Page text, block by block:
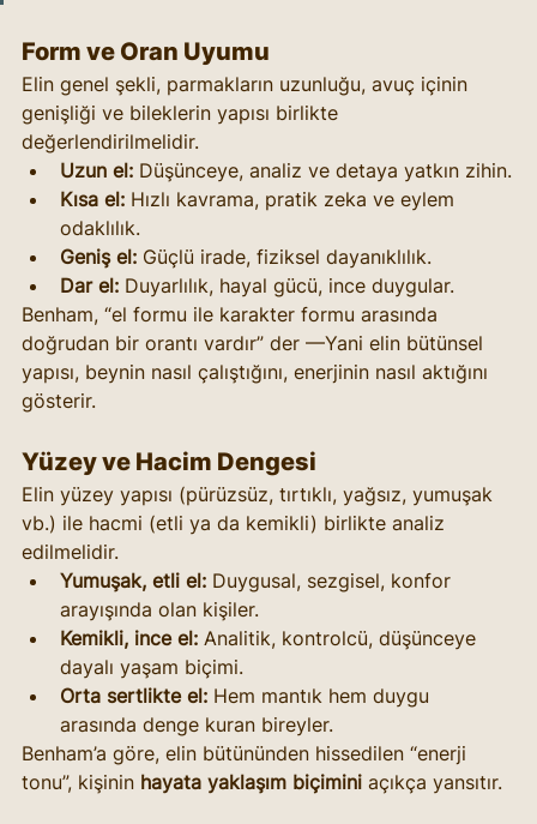
Form ve Oran Uyumu
Elin genel şekli, parmakların uzunluğu, avuç içinin
genişliği ve bileklerin yapısı birlikte
değerlendirilmelidir.
Uzun el: Düşünceye, analiz ve detaya yatkın zihin.
Kısa el: Hızlı kavrama, pratik zeka ve eylem
odaklılık.
Geniş el: Güçlü irade, fiziksel dayanıklılık.
Dar el: Duyarlılık, hayal gücü, ince duygular.
Benham, “el formu ile karakter formu arasında
doğrudan bir orantı vardır” der —Yani elin bütünsel
yapısı, beynin nasıl çalıştığını, enerjinin nasıl aktığını
gösterir.
Yüzey ve Hacim Dengesi
Elin yüzey yapısı (pürüzsüz, tırtıklı, yağsız, yumuşak
vb.) ile hacmi (etli ya da kemikli) birlikte analiz
edilmelidir.
Yumuşak, etli el: Duygusal, sezgisel, konfor
arayışında olan kişiler.
Kemikli, ince el: Analitik, kontrolcü, düşünceye
dayalı yaşam biçimi.
Orta sertlikte el: Hem mantık hem duygu
arasında denge kuran bireyler.
Benham’a göre, elin bütününden hissedilen “enerji
tonu”, kişinin hayata yaklaşım biçimini açıkça yansıtır.